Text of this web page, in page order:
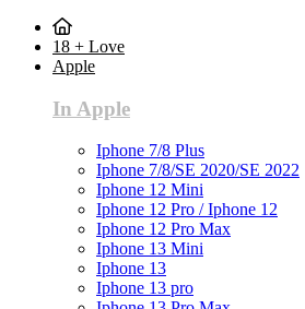
18 + Love
Apple
In Apple
Iphone 7/8 Plus
Iphone 7/8/SE 2020/SE 2022
Iphone 12 Mini
Iphone 12 Pro / Iphone 12
Iphone 12 Pro Max
Iphone 13 Mini
Iphone 13
Iphone 13 pro